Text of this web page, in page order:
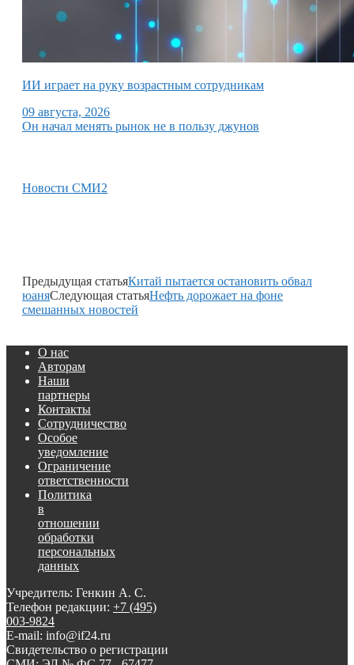
ИИ играет на руку возрастным сотрудникам
09 августа, 2026
Он начал менять рынок не в пользу джунов
Новости СМИ2
Предыдущая статьяКитай пытается остановить обвал
юаняСледующая статьяНефть дорожает на фоне
смешанных новостей
О нас
Авторам
Наши
партнеры
Контакты
Сотрудничество
Особое
уведомление
Ограничение
ответственности
Политика
в
отношении
обработки
персональных
данных
Учредитель: Генкин А. С.
Телефон редакции: +7 (495)
003-9824
E-mail: info@if24.ru
Свидетельство о регистрации